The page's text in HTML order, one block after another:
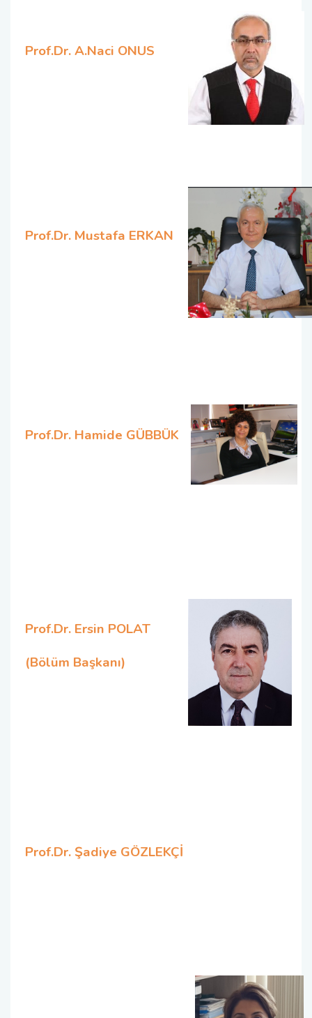
Prof.Dr. A.Naci ONUS
Prof.Dr. Mustafa ERKAN
Prof.Dr. Hamide GÜBBÜK
Prof.Dr. Ersin POLAT
(Bölüm Başkanı)
Prof.Dr. Şadiye GÖZLEKÇİ